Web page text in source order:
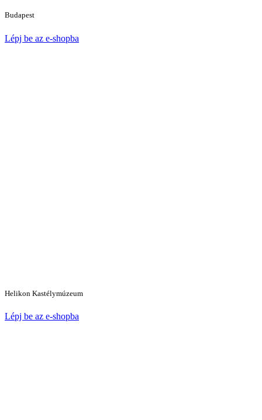
Budapest
Lépj be az e-shopba
Helikon Kastélymúzeum
Lépj be az e-shopba